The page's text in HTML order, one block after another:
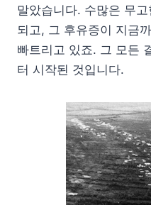
말았습니다. 수많은 무
되고, 그 후유증이 지금
빠트리고 있죠. 그 모든
터 시작된 것입니다.